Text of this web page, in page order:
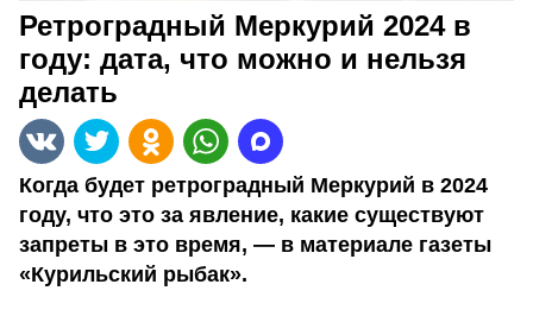
Ретроградный Меркурий 2024 в
году: дата, что можно и нельзя
делать
Когда будет ретроградный Меркурий в 2024
году, что это за явление, какие существуют
запреты в это время, — в материале газеты
«Курильский рыбак».